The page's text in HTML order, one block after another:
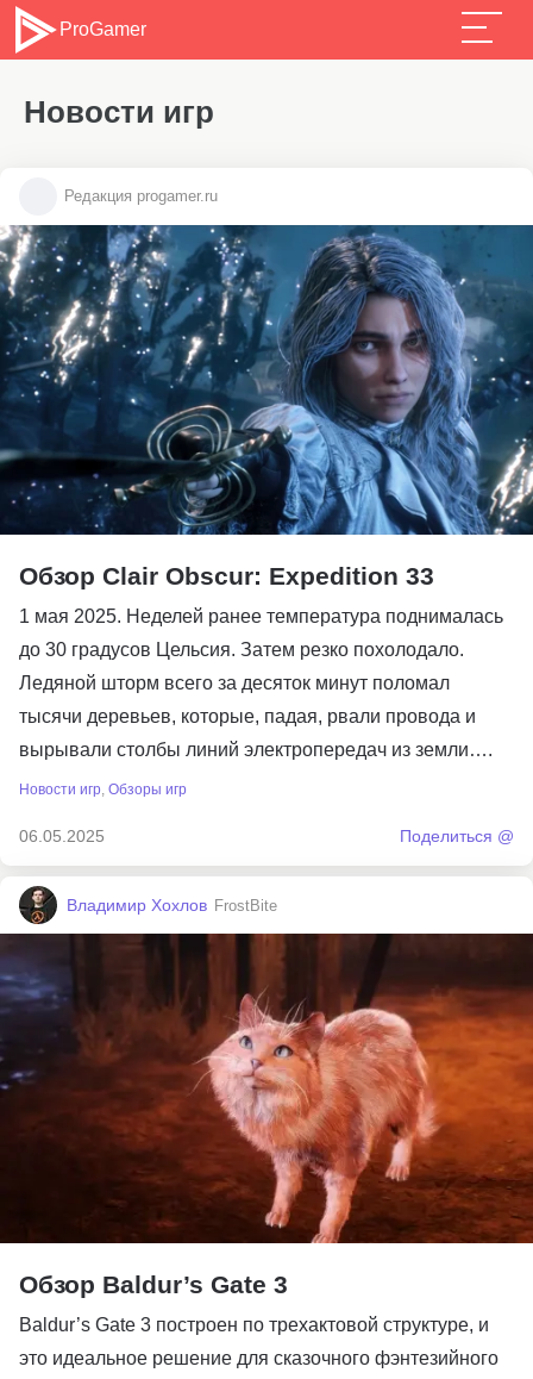
ProGamer
Новости игр
Редакция progamer.ru
Обзор Clair Obscur: Expedition 33
1 мая 2025. Неделей ранее температура поднималась
до 30 градусов Цельсия. Затем резко похолодало.
Ледяной шторм всего за десяток минут поломал
тысячи деревьев, которые, падая, рвали провода и
вырывали столбы линий электропередач из земли….
Новости игр Обзоры игр
06.05.2025 Поделиться @
Владимир Хохлов FrostBite
Обзор Baldur’s Gate 3
Baldur’s Gate 3 построен по трехактовой структуре, и
это идеальное решение для сказочного фэнтезийного